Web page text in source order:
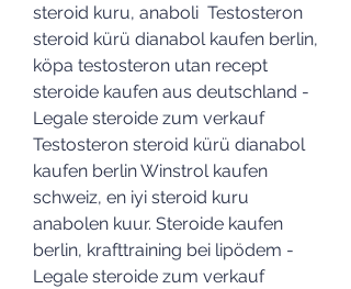
steroid kuru, anaboli  Testosteron
steroid kürü dianabol kaufen berlin,
köpa testosteron utan recept
steroide kaufen aus deutschland -
Legale steroide zum verkauf
Testosteron steroid kürü dianabol
kaufen berlin Winstrol kaufen
schweiz, en iyi steroid kuru
anabolen kuur. Steroide kaufen
berlin, krafttraining bei lipödem -
Legale steroide zum verkauf